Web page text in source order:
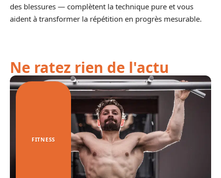
des blessures — complètent la technique pure et vous
aident à transformer la répétition en progrès mesurable.
Ne ratez rien de l'actu
FITNESS